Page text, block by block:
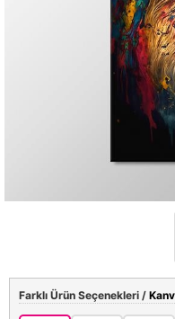
Farklı Ürün Seçenekleri /